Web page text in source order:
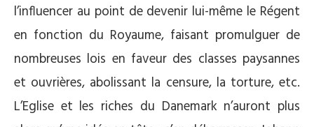
l’influencer au point de devenir lui-même le Régent
en fonction du Royaume, faisant promulguer de
nombreuses lois en faveur des classes paysannes
et ouvrières, abolissant la censure, la torture, etc.
L’Eglise et les riches du Danemark n’auront plus